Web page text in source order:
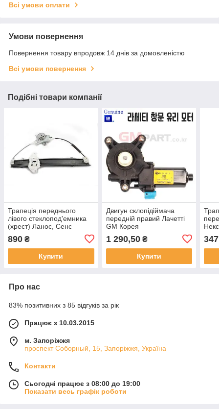
Всі умови оплати
Умови повернення
Повернення товару впродовж 14 днів за домовленістю
Всі умови повернення
Подібні товари компанії
Трапеція переднього
лівого стеклопод'емника
(хрест) Ланос, Сенс
890 ₴
Купити
Двигун склопідіймача
передній правий Лачетті
GM Корея
1 290,50₴
Купити
Про нас
83% позитивних з 85 відгуків за рік
Працює з 10.03.2015
м. Запоріжжя
проспект Соборный, 15, Запоріжжя, Україна
Контакти
Сьогодні працює з 08:00 до 19:00
Показати весь графік роботи